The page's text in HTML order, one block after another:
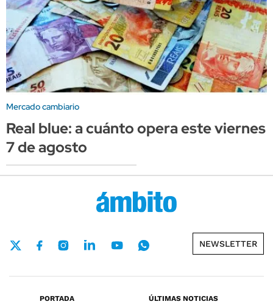
Mercado cambiario
Real blue: a cuánto opera este viernes
7 de agosto
NEWSLETTER
PORTADA
ÚLTIMAS NOTICIAS